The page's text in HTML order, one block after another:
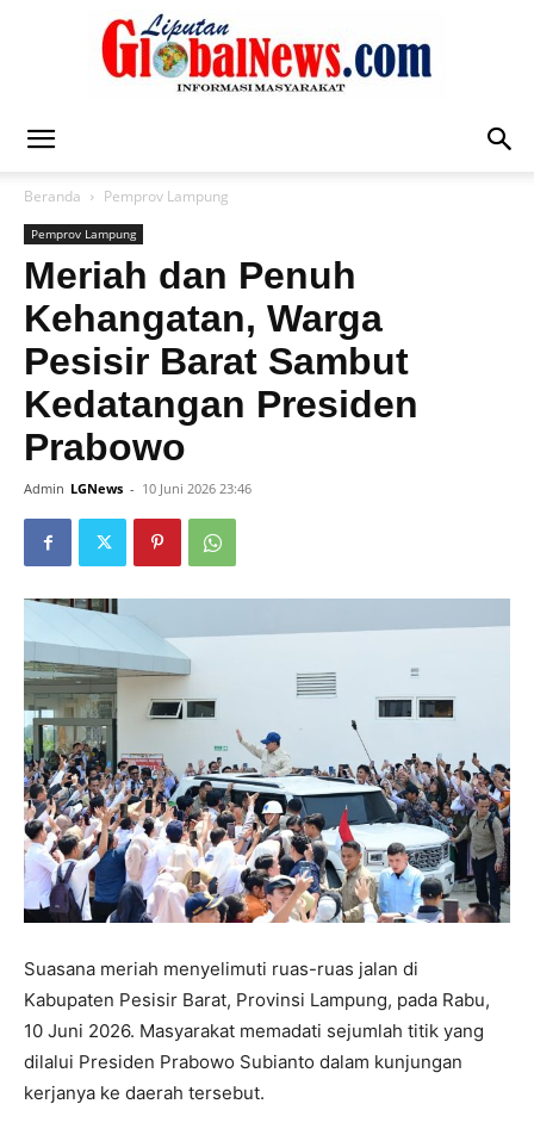
News
Beranda Pemprov Lampung
Pemprov Lampung
Meriah dan Penuh
Kehangatan, Warga
Pesisir Barat Sambut
Kedatangan Presiden
Prabowo
Admin LGNews - 10 Juni 2026 23:46
Suasana meriah menyelimuti ruas-ruas jalan di
Kabupaten Pesisir Barat, Provinsi Lampung, pada Rabu,
10 Juni 2026. Masyarakat memadati sejumlah titik yang
dilalui Presiden Prabowo Subianto dalam kunjungan
kerjanya ke daerah tersebut.